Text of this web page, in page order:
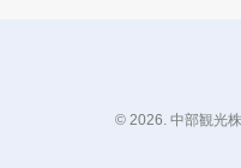
© 2026. 中部観光